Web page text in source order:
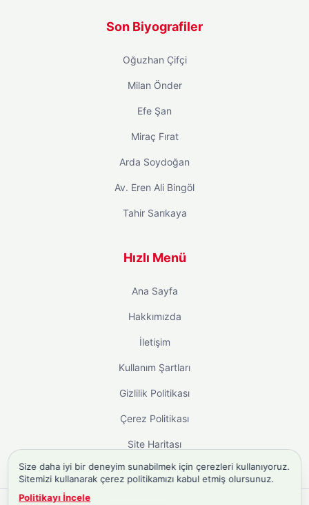
Son Biyografiler
Oğuzhan Çifçi
Milan Önder
Efe Şan
Miraç Fırat
Arda Soydoğan
Av. Eren Ali Bingöl
Tahir Sarıkaya
Hızlı Menü
Ana Sayfa
Hakkımızda
İletişim
Kullanım Şartları
Gizlilik Politikası
Çerez Politikası
Site Haritası
Size daha iyi bir deneyim sunabilmek için çerezleri kullanıyoruz.
Sitemizi kullanarak çerez politikamızı kabul etmiş olursunuz.
Politikayı İncele